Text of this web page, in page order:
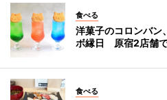
食べる
洋菓子のコロンバン
ボ縁日 原宿2店舗
食べる